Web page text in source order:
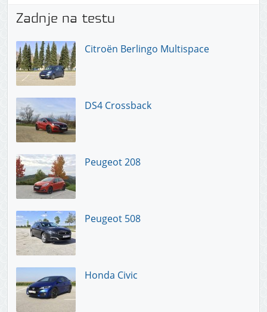
Zadnje na testu
Citroën Berlingo Multispace
DS4 Crossback
Peugeot 208
Peugeot 508
Honda Civic